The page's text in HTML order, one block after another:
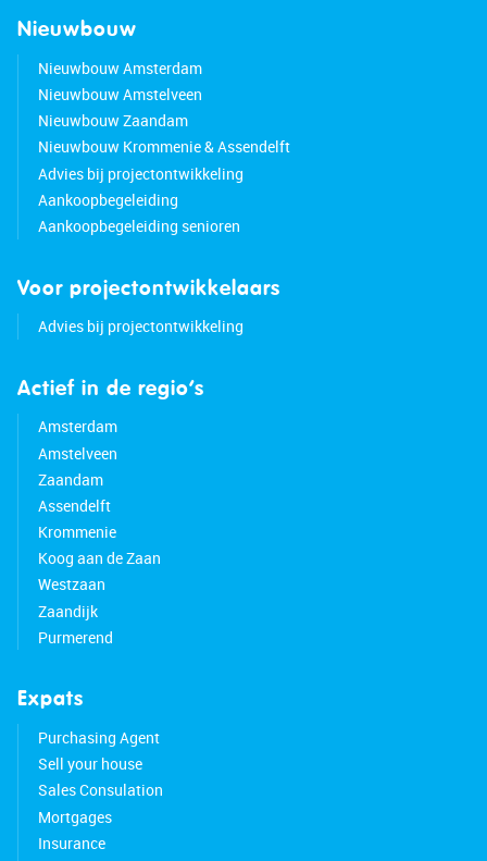
Nieuwbouw
Nieuwbouw Amsterdam
Nieuwbouw Amstelveen
Nieuwbouw Zaandam
Nieuwbouw Krommenie & Assendelft
Advies bij projectontwikkeling
Aankoopbegeleiding
Aankoopbegeleiding senioren
Voor projectontwikkelaars
Advies bij projectontwikkeling
Actief in de regio’s
Amsterdam
Amstelveen
Zaandam
Assendelft
Krommenie
Koog aan de Zaan
Westzaan
Zaandijk
Purmerend
Expats
Purchasing Agent
Sell your house
Sales Consulation
Mortgages
Insurance